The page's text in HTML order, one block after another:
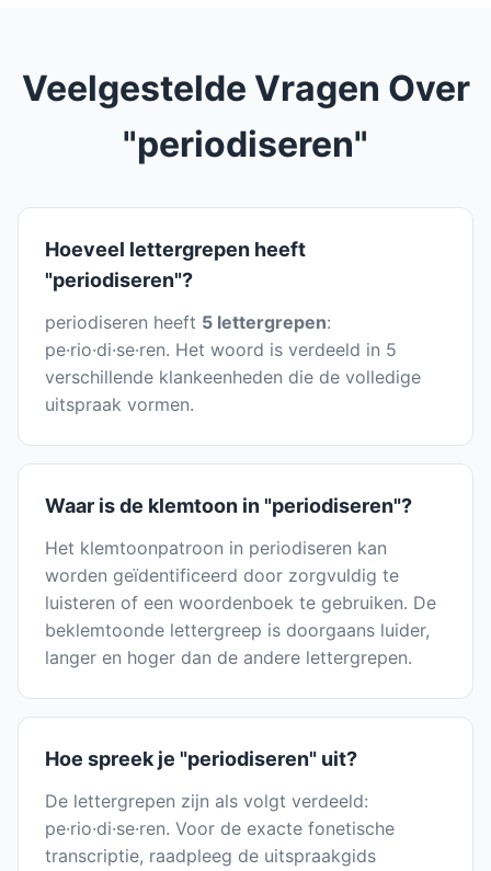
Veelgestelde Vragen Over
"periodiseren"
Hoeveel lettergrepen heeft
"periodiseren"?
periodiseren heeft 5 lettergrepen:
pe·rio·di·se·ren. Het woord is verdeeld in 5
verschillende klankeenheden die de volledige
uitspraak vormen.
Waar is de klemtoon in "periodiseren"?
Het klemtoonpatroon in periodiseren kan
worden geïdentificeerd door zorgvuldig te
luisteren of een woordenboek te gebruiken. De
beklemtoonde lettergreep is doorgaans luider,
langer en hoger dan de andere lettergrepen.
Hoe spreek je "periodiseren" uit?
De lettergrepen zijn als volgt verdeeld:
pe·rio·di·se·ren. Voor de exacte fonetische
transcriptie, raadpleeg de uitspraakgids